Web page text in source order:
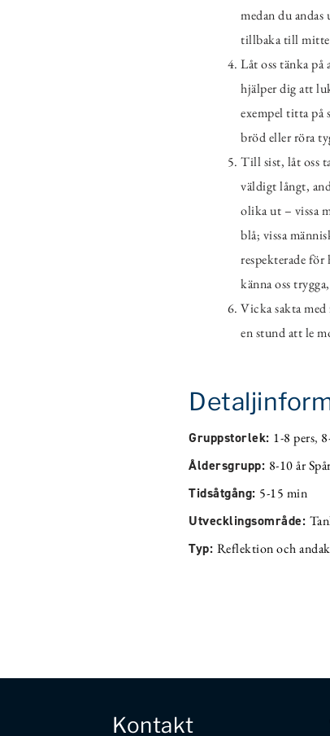
medan du
tillbaka till
Låt oss tänka
hjälper dig att
exempel titta på
bröd eller röra
Till sist, låt oss
väldigt långt,
olika ut – vissa
blå; vissa
respekterade för
känna oss
Vicka sakta
en stund att le
Gruppstorlek: 1-8 pers,
Åldersgrupp: 8-10 år
Tidsåtgång: 5-15 min
Utvecklingsområde:
Typ: Reflektion och
Kontakt